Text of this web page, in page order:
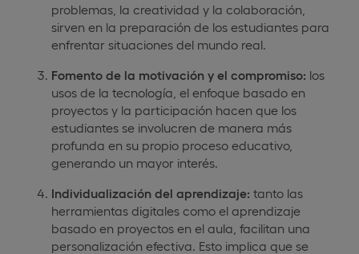
problemas, la creatividad y la colaboración,
sirven en la preparación de los estudiantes para
enfrentar situaciones del mundo real.
Fomento de la motivación y el compromiso: los
usos de la tecnología, el enfoque basado en
proyectos y la participación hacen que los
estudiantes se involucren de manera más
profunda en su propio proceso educativo,
generando un mayor interés.
Individualización del aprendizaje: tanto las
herramientas digitales como el aprendizaje
basado en proyectos en el aula, facilitan una
personalización efectiva. Esto implica que se